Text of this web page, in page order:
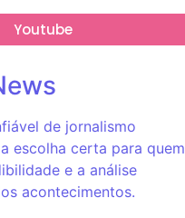
Youtube
de jornalismo
escolha certa para quem
e a análise
acontecimentos.